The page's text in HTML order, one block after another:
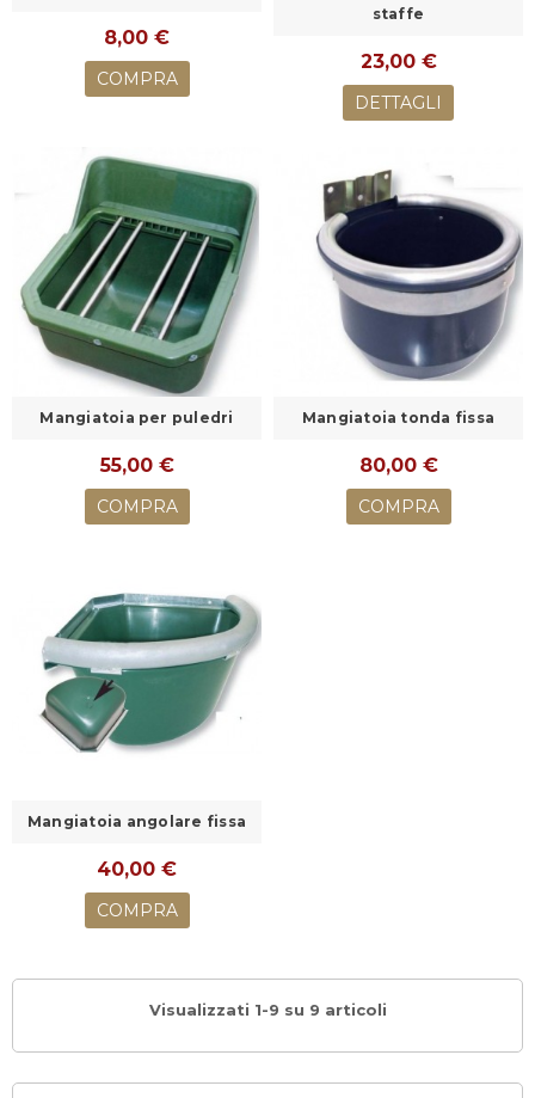
8,00 €
COMPRA
staffe
23,00 €
DETTAGLI
Mangiatoia per puledri
55,00 €
COMPRA
Mangiatoia tonda fissa
80,00 €
COMPRA
Mangiatoia angolare fissa
40,00 €
COMPRA
Visualizzati 1-9 su 9 articoli